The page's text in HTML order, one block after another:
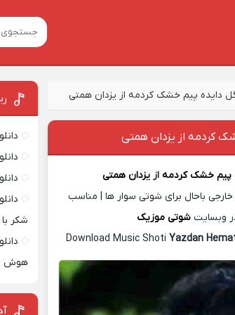
دایده پیم خشک کردمه از یزدان همتی
کردمه از یزدان همتی
پیم خشک کردمه ازیزدان همتی
باحال برای شوتی سوار ها | مناسب
وبسایتشوتی موزیک
Download Music Shoti Yazdan
شکر
هوش